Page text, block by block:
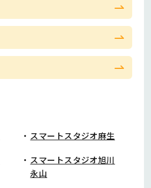
スマートスタジオ麻生
スマートスタジオ旭川
永山